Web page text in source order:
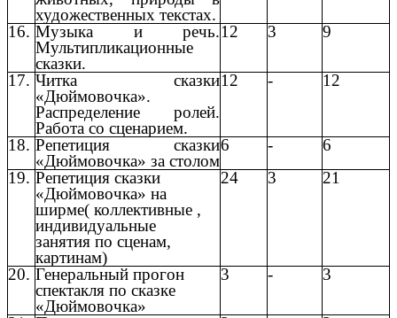
художественных текстах.
16. Музыка и речь.
Мультипликационные
сказки.
12 3 9
17. Читка сказки
«Дюймовочка».
Распределение ролей.
Работа со сценарием.
12 - 12
18. Репетиция сказки
«Дюймовочка» за столом
6 -
6
19. Репетиция сказки
«Дюймовочка» на
ширме( коллективные ,
индивидуальные
занятия по сценам,
картинам)
24 3 21
20. Генеральный прогон
спектакля по сказке
«Дюймовочка»
3 - 3